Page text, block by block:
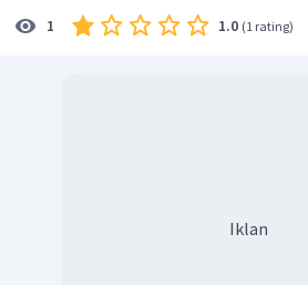
1 1.0 (1 rating)
Iklan